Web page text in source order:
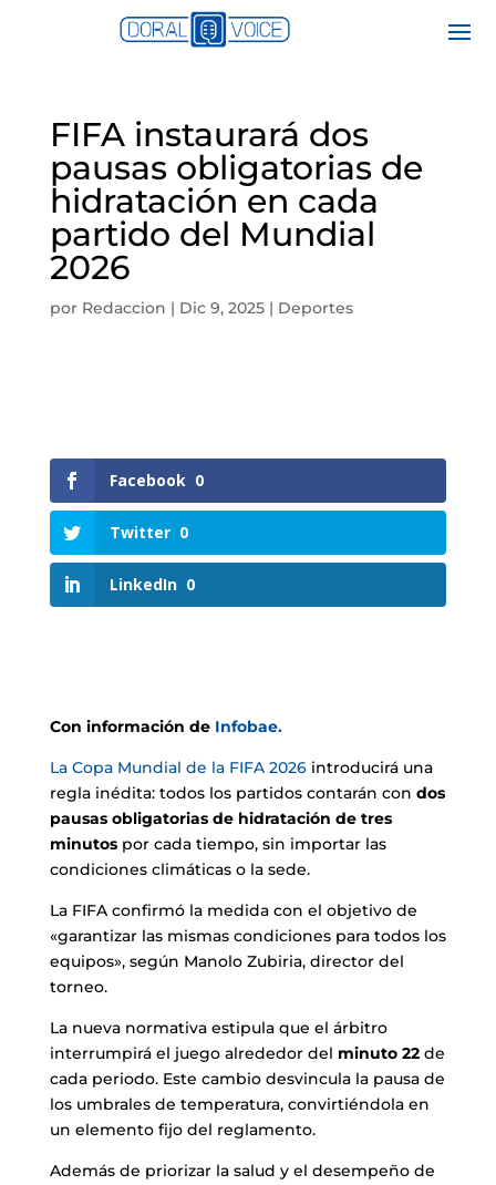
FIFA instaurará dos
pausas obligatorias de
hidratación en cada
partido del Mundial
2026
por Redaccion | Dic 9, 2025| Deportes
Facebook 0
Twitter 0
LinkedIn 0
Con información deInfobae.
La Copa Mundial de la FIFA 2026introducirá una
regla inédita: todos los partidos contarán con dos
pausas obligatorias de hidratación de tres
minutospor cada tiempo, sin importar las
condiciones climáticas o la sede.
La FIFA confirmó la medida con el objetivo de
«garantizar las mismas condiciones para todos los
equipos», según Manolo Zubiria, director del
torneo.
La nueva normativa estipula que el árbitro
interrumpirá el juego alrededor del minuto 22de
cada periodo. Este cambio desvincula la pausa de
los umbrales de temperatura, convirtiéndola en
un elemento fijo del reglamento.
Además de priorizar la salud y el desempeño de